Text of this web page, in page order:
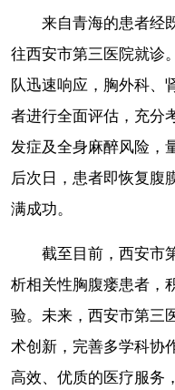
来自青海的患者经
往西安市第三医院就诊
队迅速响应，胸外科、
者进行全面评估，充分
发症及全身麻醉风险，
后次日，患者即恢复腹
满成功。
截至目前，西安市
析相关性胸腹瘘患者，
验。未来，西安市第三
术创新，完善多学科协
高效、优质的医疗服务